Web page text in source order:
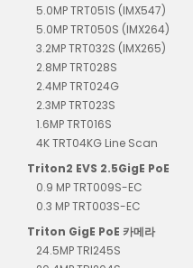
5.0MP TRT051S (IMX547)
5.0MP TRT050S (IMX264)
3.2MP TRT032S (IMX265)
2.8MP TRT028S
2.4MP TRT024G
2.3MP TRT023S
1.6MP TRT016S
4K TRT04KG Line Scan
Triton2 EVS 2.5GigE PoE
0.9 MP TRT009S-EC
0.3 MP TRT003S-EC
Triton GigE PoE 카메라
24.5MP TRI245S